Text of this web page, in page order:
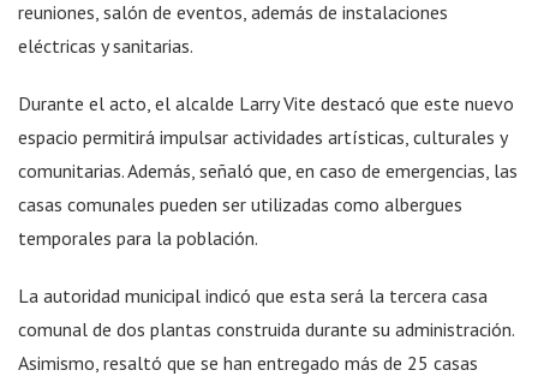
reuniones, salón de eventos, además de instalaciones
eléctricas y sanitarias.
Durante el acto, el alcalde Larry Vite destacó que este nuevo
espacio permitirá impulsar actividades artísticas, culturales y
comunitarias. Además, señaló que, en caso de emergencias, las
casas comunales pueden ser utilizadas como albergues
temporales para la población.
La autoridad municipal indicó que esta será la tercera casa
comunal de dos plantas construida durante su administración.
Asimismo, resaltó que se han entregado más de 25 casas